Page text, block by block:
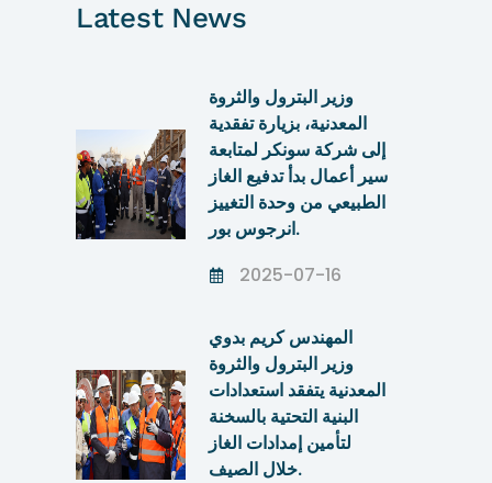
Latest News
وزير البترول والثروة
المعدنية، بزيارة تفقدية
إلى شركة سونكر لمتابعة
سير أعمال بدأ تدفيع الغاز
الطبيعي من وحدة التغييز
انرجوس بور.
2025-07-16
المهندس كريم بدوي
وزير البترول والثروة
المعدنية يتفقد استعدادات
البنية التحتية بالسخنة
لتأمين إمدادات الغاز
خلال الصيف.